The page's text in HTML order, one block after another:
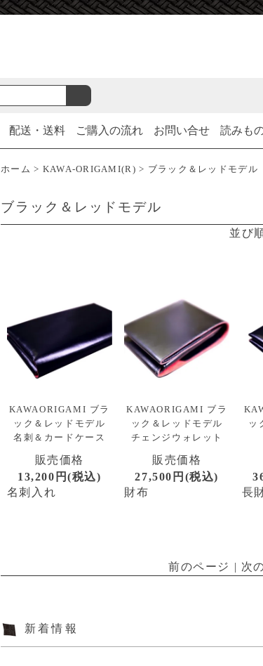
配送・送料 ご購入の流れ お問い合せ 読みも
ホーム > KAWA-ORIGAMI(R) > ブラック＆レッドモデル
ブラック＆レッドモデル
並び
KAWAORIGAMI ブラ
ック＆レッドモデル
名刺＆カードケース
販売価格
13,200円(税込)
名刺入れ
KAWAORIGAMI ブラ
ック＆レッドモデル
チェンジウォレット
販売価格
27,500円(税込)
財布
ッ
長
前のページ | 次
新着情報